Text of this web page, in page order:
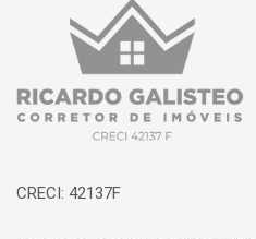
Página inicial
CRECI: 42137F